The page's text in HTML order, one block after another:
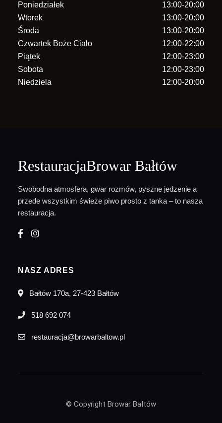
Poniedziałek
13:00-20:00
Wtorek
13:00-20:00
Środa
13:00-20:00
Czwartek Boże Ciało
12:00-22:00
Piątek
12:00-23:00
Sobota
12:00-23:00
Niedziela
12:00-20:00
RestauracjaBrowar Bałtów
Swobodna atmosfera, gwar rozmów, pyszne jedzenie a
przede wszystkim świeże piwo prosto z tanka – to nasza
restauracja.
NASZ ADRES
Bałtów 170a, 27-423 Bałtów
518 692 074
restauracja@browarbaltow.pl
© Copyright Browar Bałtów